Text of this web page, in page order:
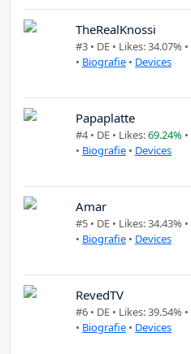
TheRealKnossi
#3 • DE • Likes: 34.07% •
• Biografie • Devices
Papaplatte
#4 • DE • Likes:69.24% •
• Biografie • Devices
Amar
#5 • DE • Likes: 34.43% •
• Biografie • Devices
RevedTV
#6 • DE • Likes: 39.54% •
• Biografie • Devices